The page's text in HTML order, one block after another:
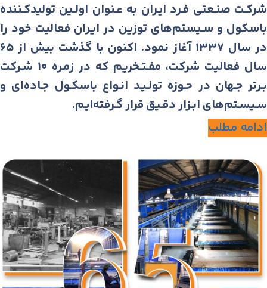
شرکـت صنـعتی فـرد ایـران به عـنوان اولـین تولیدکـننده
باسکول و سـیستم‌های توزین در ایران فعالیت خود را
در سال ۱۳۳۷ آغاز نمود. اکنون با گذشت بیش از ۶۵
سال فعالیت شرکت، مفـتـخریم که در زمـره ۱۰ شـرکت
بـرتر جـهان در حـوزه تولـیـد انـواع باسکـول جـاده‌ای و
سـیسـتم‌های ابـزار دقـیق قرار گـرفته‌ایـم.
ادامه مطلب